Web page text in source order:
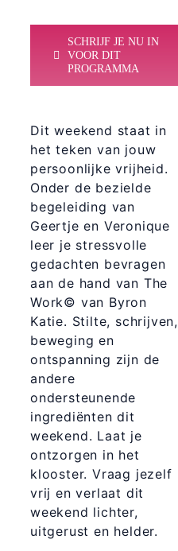
SCHRIJF JE NU IN
VOOR DIT
PROGRAMMA
Dit weekend staat in
het teken van jouw
persoonlijke vrijheid.
Onder de bezielde
begeleiding van
Geertje en Veronique
leer je stressvolle
gedachten bevragen
aan de hand van The
Work© van Byron
Katie. Stilte, schrijven,
beweging en
ontspanning zijn de
andere
ondersteunende
ingrediënten dit
weekend. Laat je
ontzorgen in het
klooster. Vraag jezelf
vrij en verlaat dit
weekend lichter,
uitgerust en helder.